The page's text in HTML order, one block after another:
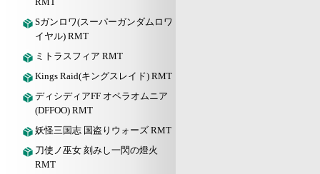
Sガンロワ(スーパーガンダムロワ
イヤル) RMT
ミトラスフィア RMT
Kings Raid(キングスレイド) RMT
ディシディアFF オペラオムニア
(DFFOO) RMT
妖怪三国志 国盗りウォーズ RMT
刀使ノ巫女 刻みし一閃の燈火
RMT